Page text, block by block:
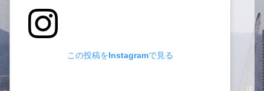
この投稿をInstagramで見る